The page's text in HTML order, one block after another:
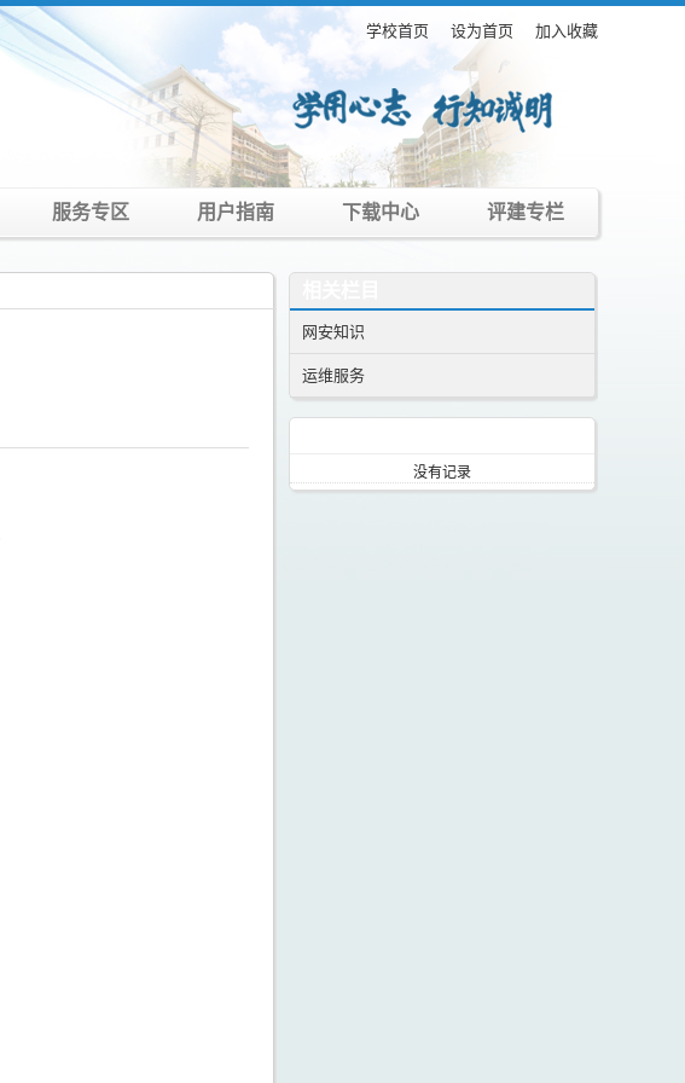
学校首页 设为首页 加入收藏
服务专区 用户指南 下载中心 评建专栏
网安知识
运维服务
没有记录